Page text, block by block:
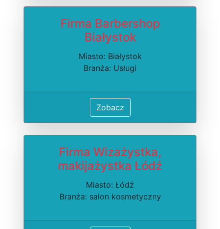
Firma Barbershop
Białystok
Miasto: Białystok
Branża: Usługi
Zobacz
Firma Wizażystka,
makijażystka Łódź
Miasto: Łódź
Branża: salon kosmetyczny